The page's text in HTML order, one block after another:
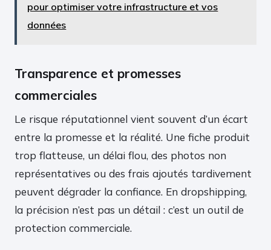
pour optimiser votre infrastructure et vos
données
Transparence et promesses
commerciales
Le risque réputationnel vient souvent d’un écart
entre la promesse et la réalité. Une fiche produit
trop flatteuse, un délai flou, des photos non
représentatives ou des frais ajoutés tardivement
peuvent dégrader la confiance. En dropshipping,
la précision n’est pas un détail : c’est un outil de
protection commerciale.